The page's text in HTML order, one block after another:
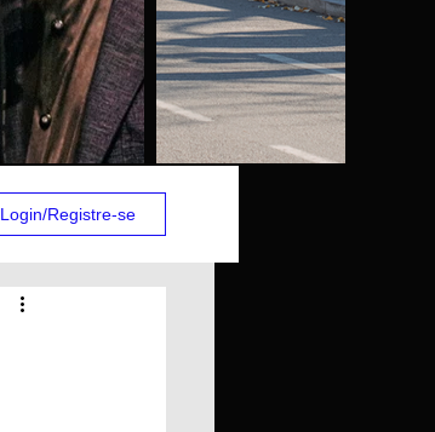
Login/Registre-se